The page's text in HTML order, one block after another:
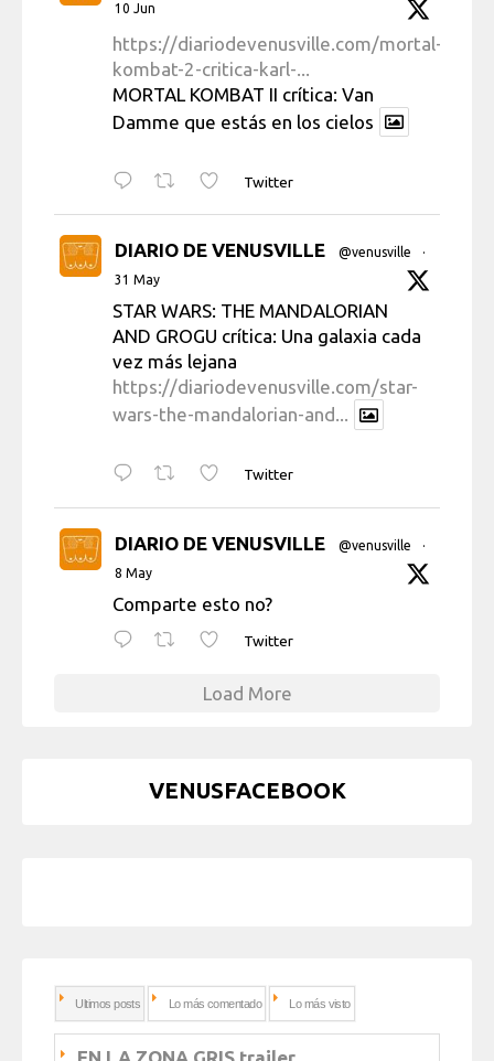
10 Jun
https://diariodevenusville.com/mortal-
kombat-2-critica-karl-...
MORTAL KOMBAT II crítica: Van
Damme que estás en los cielos
Twitter
DIARIO DE VENUSVILLE @venusville
·
31 May
STAR WARS: THE MANDALORIAN
AND GROGU crítica: Una galaxia cada
vez más lejana
https://diariodevenusville.com/star-
wars-the-mandalorian-and...
Twitter
DIARIO DE VENUSVILLE @venusville
·
8 May
Comparte esto no?
Twitter
Load More
VENUSFACEBOOK
Ultimos posts Lo más comentado Lo más visto
EN LA ZONA GRIS trailer